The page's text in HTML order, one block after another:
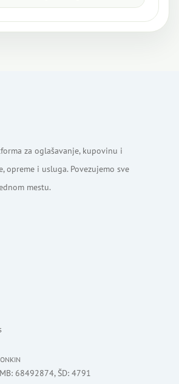
za oglašavanje, kupovinu i
opreme i usluga. Povezujemo sve
mestu.
68492874, ŠD: 4791